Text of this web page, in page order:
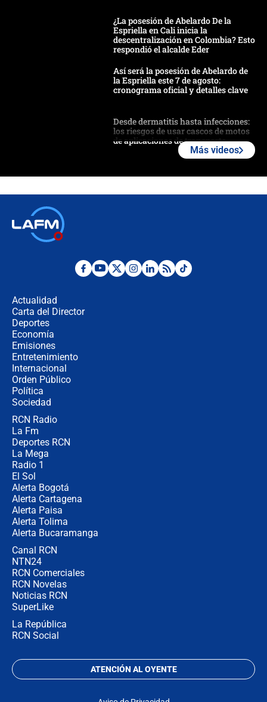
¿La posesión de Abelardo De la
Espriella en Cali inicia la
descentralización en Colombia? Esto
respondió el alcalde Eder
Así será la posesión de Abelardo de
la Espriella este 7 de agosto:
cronograma oficial y detalles clave
Desde dermatitis hasta infecciones:
los riesgos de usar cascos de motos
de aplicaciones de transporte
Posesión de Abelardo De La Espriella
Más videos
Actualidad
Carta del Director
Deportes
Economía
Emisiones
Entretenimiento
Internacional
Orden Público
Política
Sociedad
RCN Radio
La Fm
Deportes RCN
La Mega
Radio 1
El Sol
Alerta Bogotá
Alerta Cartagena
Alerta Paisa
Alerta Tolima
Alerta Bucaramanga
Canal RCN
NTN24
RCN Comerciales
RCN Novelas
Noticias RCN
SuperLike
La República
RCN Social
ATENCIÓN AL OYENTE